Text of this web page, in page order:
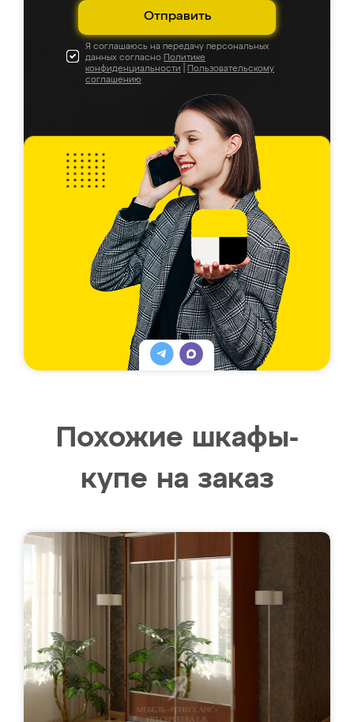
Отправить
Я соглашаюсь на передачу персональных
данных согласно Политике
конфиденциальности
Пользовательскому
соглашению
Похожие шкафы-
купе на заказ